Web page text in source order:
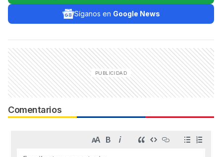
Síganos en Google News
Comentarios